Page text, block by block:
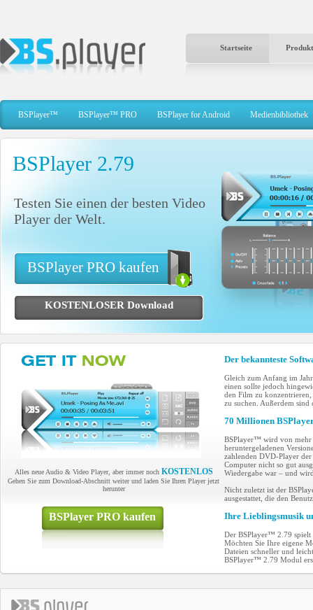
Startseite
BSPlayer™ BSPlayer™ PRO BSPlayer for Android Medienbibliothek
BSPlayer 2.79
Testen Sie einen der besten Video
Player der Welt.
BSPlayer PRO kaufen
KOSTENLOSER Download
Alles neue Audio & Video Player, aber immer noch KOSTENLOS
Gehen Sie zum Download-Abschnitt weiter und laden Sie Ihren Player jetzt
herunter
BSPlayer PRO kaufen
Der bekannteste
Gleich zum Anfang im
einen sollte jedoch
den Film zu
zu suchen. Außerdem
70 Millionen
BSPlayer™ wird von mehr
heruntergeladenen
zahlenden DVD-Player
Computer nicht so gut
Wiedergabe war – und
Nicht zuletzt ist der
ausgestattet, die den
Ihre Lieblingsmusik
Der BSPlayer™ 2.79
Möchten Sie Ihre eigene
Dateien schneller und
BSPlayer™ 2.79 Modul